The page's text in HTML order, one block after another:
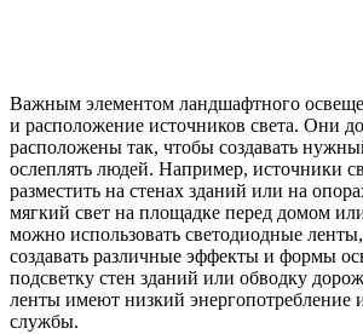
Важным элементом ландшафтного
и расположение источников света. Они
расположены так, чтобы создавать
ослеплять людей. Например, источники
разместить на стенах зданий или на
мягкий свет на площадке перед домом
можно использовать светодиодные
создавать различные эффекты и формы
подсветку стен зданий или обводку
ленты имеют низкий энергопотребление
службы.